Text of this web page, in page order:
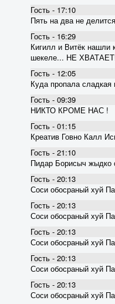
Гость - 17:10
Пять на два не
Гость - 16:29
Кигилл и Витёк нашли
шекеле... НЕ
Гость - 12:05
Куда пропала сладкая
Гость - 09:39
НИКТО КРОМЕ НАС !
Гость - 01:15
Креатив Говно Калл
Гость - 21:10
Пидар Борисыч жыдко
Гость - 20:13
Соси обосраный хуй
Гость - 20:13
Соси обосраный хуй
Гость - 20:13
Соси обосраный хуй
Гость - 20:13
Соси обосраный хуй
Гость - 20:13
Соси обосраный хуй